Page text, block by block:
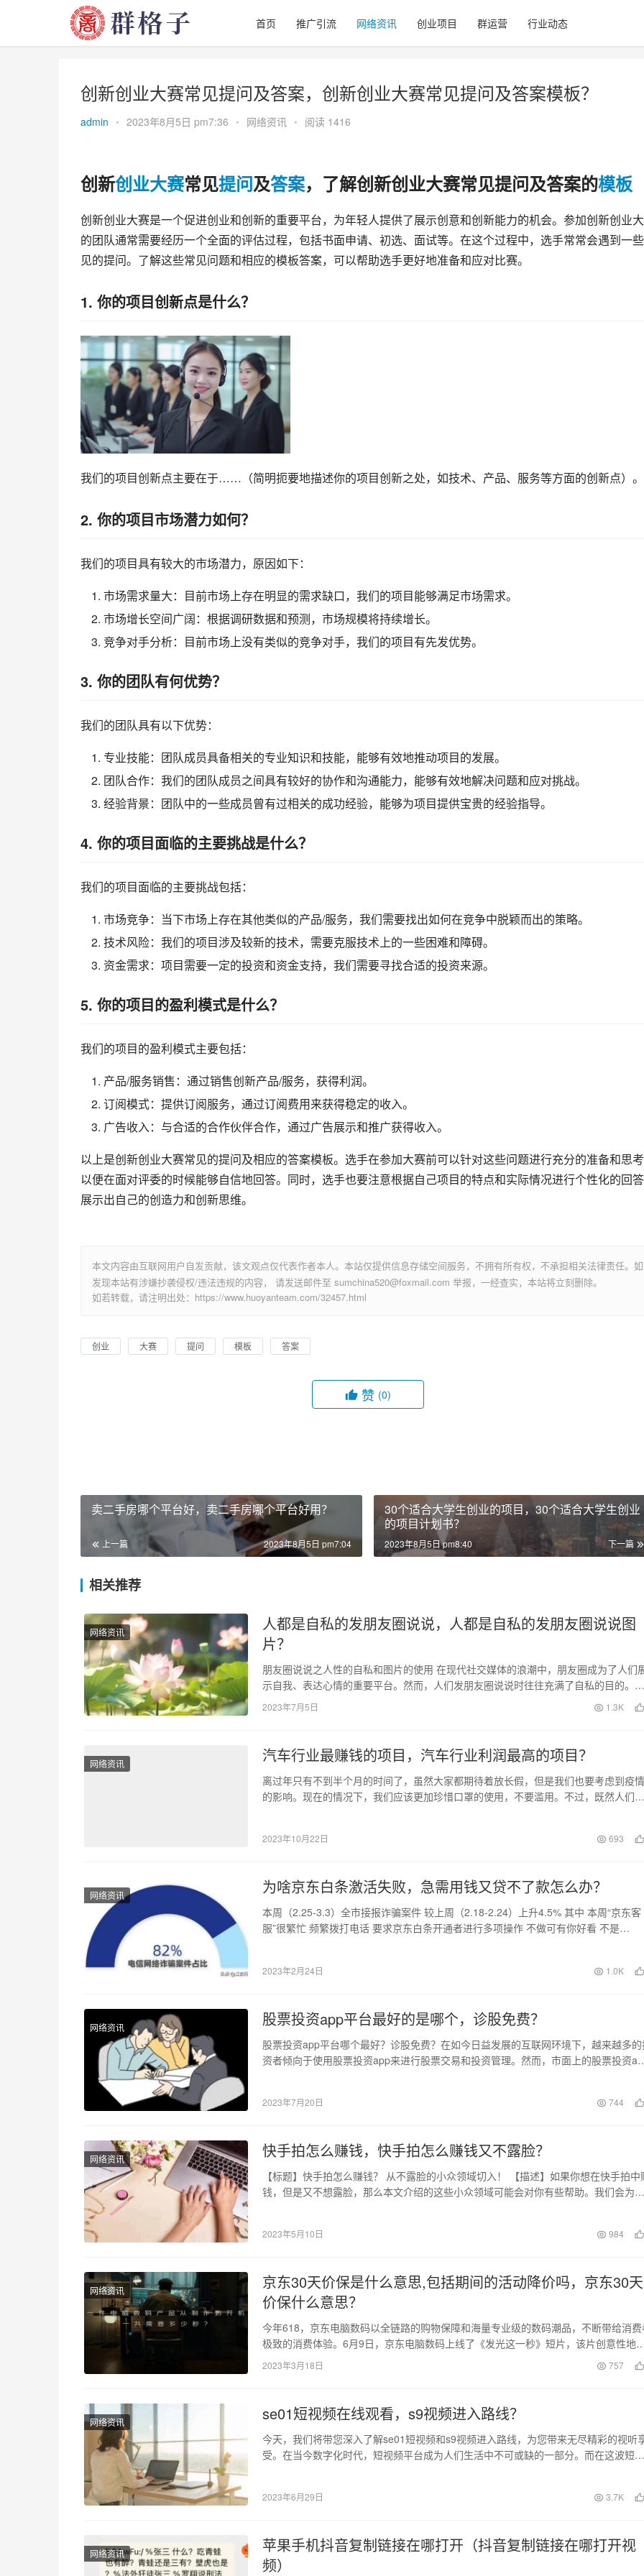
首页 推广引流 网络资讯 创业项目 群运营 行业动态
创新创业大赛常见提问及答案，创新创业大赛常见提问及答案模板？
admin • 2023年8月5日 pm7:36 • 网络资讯 • 阅读 1416
创新创业大赛常见提问及答案，了解创新创业大赛常见提问及答案的模板
创新创业大赛是一个促进创业和创新的重要平台，为年轻人提供了展示创意和创新能力的机会。参加创新创业
的团队通常需要经历一个全面的评估过程，包括书面申请、初选、面试等。在这个过程中，选手常常会遇到一
见的提问。了解这些常见问题和相应的模板答案，可以帮助选手更好地准备和应对比赛。
1. 你的项目创新点是什么？
我们的项目创新点主要在于……（简明扼要地描述你的项目创新之处，如技术、产品、服务等方面的创新点）。
2. 你的项目市场潜力如何？
我们的项目具有较大的市场潜力，原因如下：
市场需求量大：目前市场上存在明显的需求缺口，我们的项目能够满足市场需求。
市场增长空间广阔：根据调研数据和预测，市场规模将持续增长。
竞争对手分析：目前市场上没有类似的竞争对手，我们的项目有先发优势。
3. 你的团队有何优势？
我们的团队具有以下优势：
专业技能：团队成员具备相关的专业知识和技能，能够有效地推动项目的发展。
团队合作：我们的团队成员之间具有较好的协作和沟通能力，能够有效地解决问题和应对挑战。
经验背景：团队中的一些成员曾有过相关的成功经验，能够为项目提供宝贵的经验指导。
4. 你的项目面临的主要挑战是什么？
我们的项目面临的主要挑战包括：
市场竞争：当下市场上存在其他类似的产品/服务，我们需要找出如何在竞争中脱颖而出的策略。
技术风险：我们的项目涉及较新的技术，需要克服技术上的一些困难和障碍。
资金需求：项目需要一定的投资和资金支持，我们需要寻找合适的投资来源。
5. 你的项目的盈利模式是什么？
我们的项目的盈利模式主要包括：
产品/服务销售：通过销售创新产品/服务，获得利润。
订阅模式：提供订阅服务，通过订阅费用来获得稳定的收入。
广告收入：与合适的合作伙伴合作，通过广告展示和推广获得收入。
以上是创新创业大赛常见的提问及相应的答案模板。选手在参加大赛前可以针对这些问题进行充分的准备和思考
以便在面对评委的时候能够自信地回答。同时，选手也要注意根据自己项目的特点和实际情况进行个性化的回答
展示出自己的创造力和创新思维。
本文内容由互联网用户自发贡献，该文观点仅代表作者本人。本站仅提供信息存储空间服务，不拥有所有权，不承担相关法律责任。如
发现本站有涉嫌抄袭侵权/违法违规的内容， 请发送邮件至 sumchina520@foxmail.com 举报，一经查实，本站将立刻删除。
如若转载，请注明出处：https://www.huoyanteam.com/32457.html
创业 大赛 提问 模板 答案
赞 (0)
卖二手房哪个平台好，卖二手房哪个平台好用？
上一篇 2023年8月5日 pm7:04
30个适合大学生创业的项目，30个适合大学生创业
的项目计划书？
下一篇
2023年8月5日 pm8:40
相关推荐
网络资讯
人都是自私的发朋友圈说说，人都是自私的发朋友圈说说图
片？
朋友圈说说之人性的自私和图片的使用 在现代社交媒体的浪潮中，朋友圈成为了人们
示自我、表达心情的重要平台。然而，人们发朋友圈说说时往往充满了自私的目的。本
文将探讨人性的自私本质以及…
2023年7月5日 1.3K
网络资讯 汽车行业最赚钱的项目，汽车行业利润最高的项目？
离过年只有不到半个月的时间了，虽然大家都期待着放长假，但是我们也要考虑到疫情
的影响。现在的情况下，我们应该更加珍惜口罩的使用，不要滥用。不过，既然人们都
2023年10月22日 693
网络资讯 为啥京东白条激活失败，急需用钱又贷不了款怎么办？
本周（2.25-3.3）全市接报诈骗案件 较上周（2.18-2.24）上升4.5% 其中 本周“京东客
服”很繁忙 频繁拨打电话 要求京东白条开通者进行多项操作 不做可有你好看 不是…
2023年2月24日 1.0K
网络资讯 股票投资app平台最好的是哪个，诊股免费？
股票投资app平台哪个最好？诊股免费？在如今日益发展的互联网环境下，越来越多的
资者倾向于使用股票投资app来进行股票交易和投资管理。然而，市面上的股票投资
2023年7月20日 744
网络资讯 快手拍怎么赚钱，快手拍怎么赚钱又不露脸？
【标题】快手拍怎么赚钱？ 从不露脸的小众领域切入！ 【描述】如果你想在快手拍中
钱，但是又不想露脸，那么本文介绍的这些小众领域可能会对你有些帮助。我们会为大
2023年5月10日 984
网络资讯
京东30天价保是什么意思,包括期间的活动降价吗，京东30天
价保什么意思？
今年618，京东电脑数码以全链路的购物保障和海量专业级的数码潮品，不断带给消费
极致的消费体验。6月9日，京东电脑数码上线了《发光这一秒》短片，该片创意性地
现了京东电脑数码用心打…
2023年3月18日 757
网络资讯 se01短视频在线观看，s9视频进入路线？
今天，我们将带您深入了解se01短视频和s9视频进入路线，为您带来无尽精彩的视听
受。在当今数字化时代，短视频平台成为人们生活中不可或缺的一部分。而在这波短视
2023年6月29日 3.7K
网络资讯
苹果手机抖音复制链接在哪打开（抖音复制链接在哪打开视
频）